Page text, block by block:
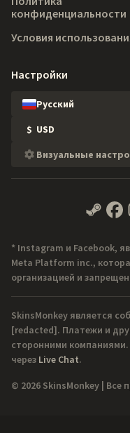
конфиденциальности
Условия
Настройки
Русский
$ USD
Визуальные
* Instagram и Facebook,
Meta Platform inc.,
организацией и
SkinsMonkey является
[redacted]. Платежи и
сторонними
через Live Chat.
© 2026 SkinsMonkey |